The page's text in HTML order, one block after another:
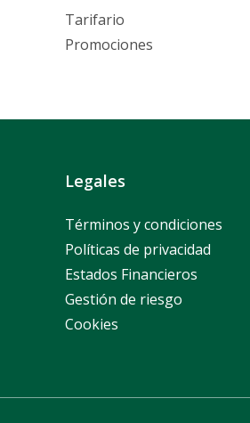
Tarifario
Promociones
Legales
Términos y condiciones
Políticas de privacidad
Estados Financieros
Gestión de riesgo
Cookies